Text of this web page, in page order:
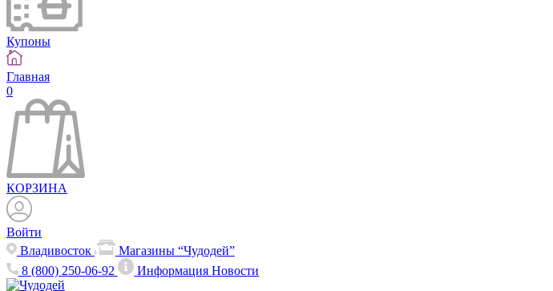
Купоны
Главная
0
КОРЗИНА
Войти
Владивосток
Магазины “Чудодей”
8 (800) 250-06-92
ИнформацияНовости